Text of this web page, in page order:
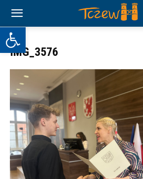
Otwórz pasek narzędzi
IMG_3576